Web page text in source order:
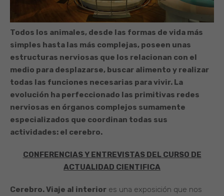
Todos los animales, desde las formas de vida más
simples hasta las más complejas, poseen unas
estructuras nerviosas que los relacionan con el
medio para desplazarse, buscar alimento y realizar
todas las funciones necesarias para vivir. La
evolución ha perfeccionado las primitivas redes
nerviosas en órganos complejos sumamente
especializados que coordinan todas sus
actividades: el cerebro.
CONFERENCIAS Y ENTREVISTAS DEL CURSO DE
ACTUALIDAD CIENTIFICA
Cerebro. Viaje al interior es una exposición que nos